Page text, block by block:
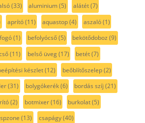
(33) aluminium(5) alátét(7)
aprító(11) aquastop(4) aszaló(1)
(1) befolyócső(5) bekötődoboz (9)
(11) belső üveg(17) betét(7)
készlet(12) beőblítőszelep(2)
(31) bolygókerék(6) bordás szíj (21)
(2) botmixer(16) burkolat(5)
(13) csapágy(40)